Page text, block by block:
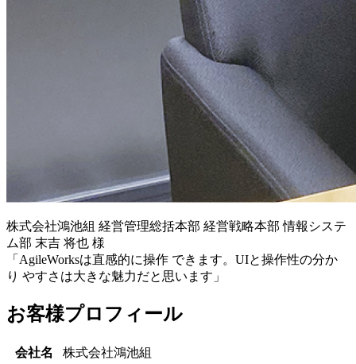
株式会社鴻池組 経営管理総括本部 経営戦略本部 情報システ
ム部 末吉 将也 様
「AgileWorksは直感的に操作 できます。UIと操作性の分か
り やすさは大きな魅力だと思います」
お客様プロフィール
会社名 株式会社鴻池組